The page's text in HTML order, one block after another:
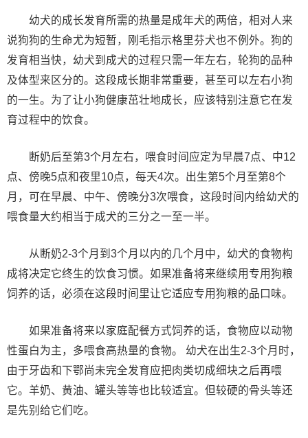
幼犬的成长发育所需的热量是成年犬的两倍，相对人来
说狗狗的生命尤为短暂，刚毛指示格里芬犬也不例外。狗的
发育相当快，幼犬到成犬的过程只需一年左右，轮狗的品种
及体型来区分的。这段成长期非常重要，甚至可以左右小狗
的一生。为了让小狗健康茁壮地成长，应该特别注意它在发
育过程中的饮食。
断奶后至第3个月左右，喂食时间应定为早晨7点、中12
点、傍晚5点和夜里10点，每天4次。出生第5个月至第8个
月，可在早晨、中午、傍晚分3次喂食，这段时间内给幼犬的
喂食量大约相当于成犬的三分之一至一半。
从断奶2-3个月到3个月以内的几个月中，幼犬的食物构
成将决定它终生的饮食习惯。如果准备将来继续用专用狗粮
饲养的话，必须在这段时间里让它适应专用狗粮的品口味。
如果准备将来以家庭配餐方式饲养的话，食物应以动物
性蛋白为主，多喂食高热量的食物。 幼犬在出生2-3个月时，
由于牙齿和下鄂尚未完全发育应把肉类切成细块之后再喂
它。羊奶、黄油、罐头等等也比较适宜。但较硬的骨头等还
是先别给它们吃。